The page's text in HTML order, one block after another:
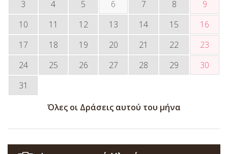
3
4 5 6 7 8
9
10
11 12 13 14 15
16
17
18 19 20 21 22
23
24
25 26 27 28 29
30
31
Όλες οι Δράσεις αυτού του μήνα